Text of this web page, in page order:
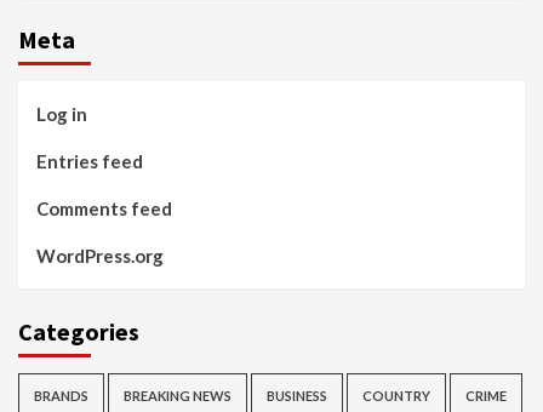
Meta
Log in
Entries feed
Comments feed
WordPress.org
Categories
BRANDS BREAKING NEWS BUSINESS COUNTRY CRIME